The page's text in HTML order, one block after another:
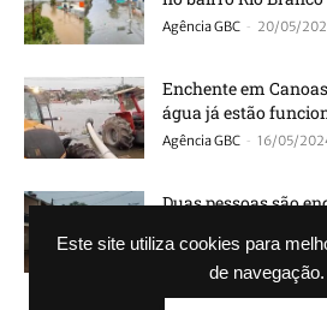
Este site utiliza cookies para
de navegação.
Agência GBC - 20/05/
Enchente em
água já estão
Agência GBC - 16/05/
Duas pessoas são
Agência GBC - 30/04/